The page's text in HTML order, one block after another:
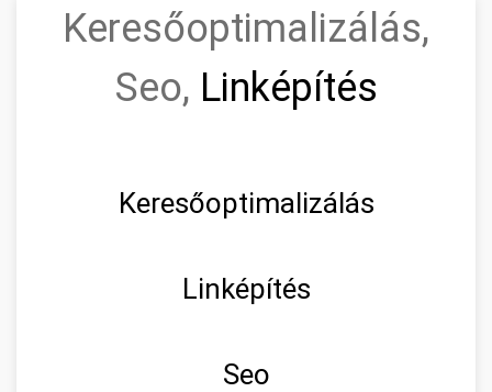
Keresőoptimalizálás,
Seo, Linképítés
Keresőoptimalizálás
Linképítés
Seo